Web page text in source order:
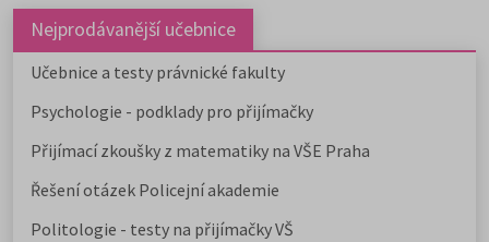
Nejprodávanější učebnice
Učebnice a testy právnické fakulty
Psychologie - podklady pro přijímačky
Přijímací zkoušky z matematiky na VŠE Praha
Řešení otázek Policejní akademie
Politologie - testy na přijímačky VŠ